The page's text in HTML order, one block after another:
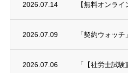
2026.07.14 【無料オンラ
2026.07.09 「契約ウォッ
2026.07.06 「【社労士試